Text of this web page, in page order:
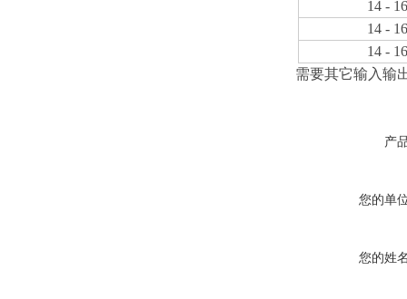
14 -
14 -
14 -
需要其它输入输
产
您的单
您的姓